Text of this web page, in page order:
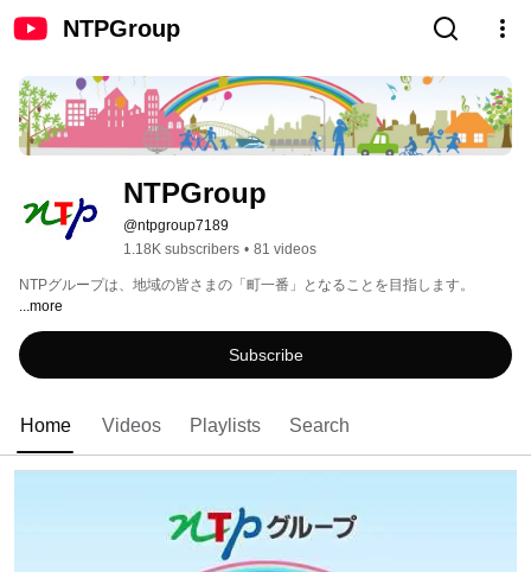
NTPGroup
NTPGroup
@ntpgroup7189
1.18K subscribers • 81 videos
NTPグループは、地域の皆さまの「町一番」となることを目指します。
...more
Subscribe
Home Videos Playlists Search